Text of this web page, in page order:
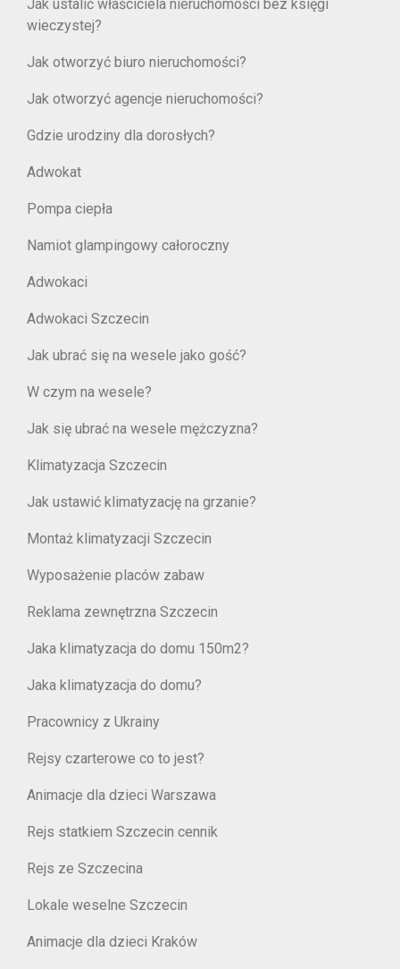
Jak ustalić właściciela nieruchomości bez księgi
wieczystej?
Jak otworzyć biuro nieruchomości?
Jak otworzyć agencje nieruchomości?
Gdzie urodziny dla dorosłych?
Adwokat
Pompa ciepła
Namiot glampingowy całoroczny
Adwokaci
Adwokaci Szczecin
Jak ubrać się na wesele jako gość?
W czym na wesele?
Jak się ubrać na wesele mężczyzna?
Klimatyzacja Szczecin
Jak ustawić klimatyzację na grzanie?
Montaż klimatyzacji Szczecin
Wyposażenie placów zabaw
Reklama zewnętrzna Szczecin
Jaka klimatyzacja do domu 150m2?
Jaka klimatyzacja do domu?
Pracownicy z Ukrainy
Rejsy czarterowe co to jest?
Animacje dla dzieci Warszawa
Rejs statkiem Szczecin cennik
Rejs ze Szczecina
Lokale weselne Szczecin
Animacje dla dzieci Kraków